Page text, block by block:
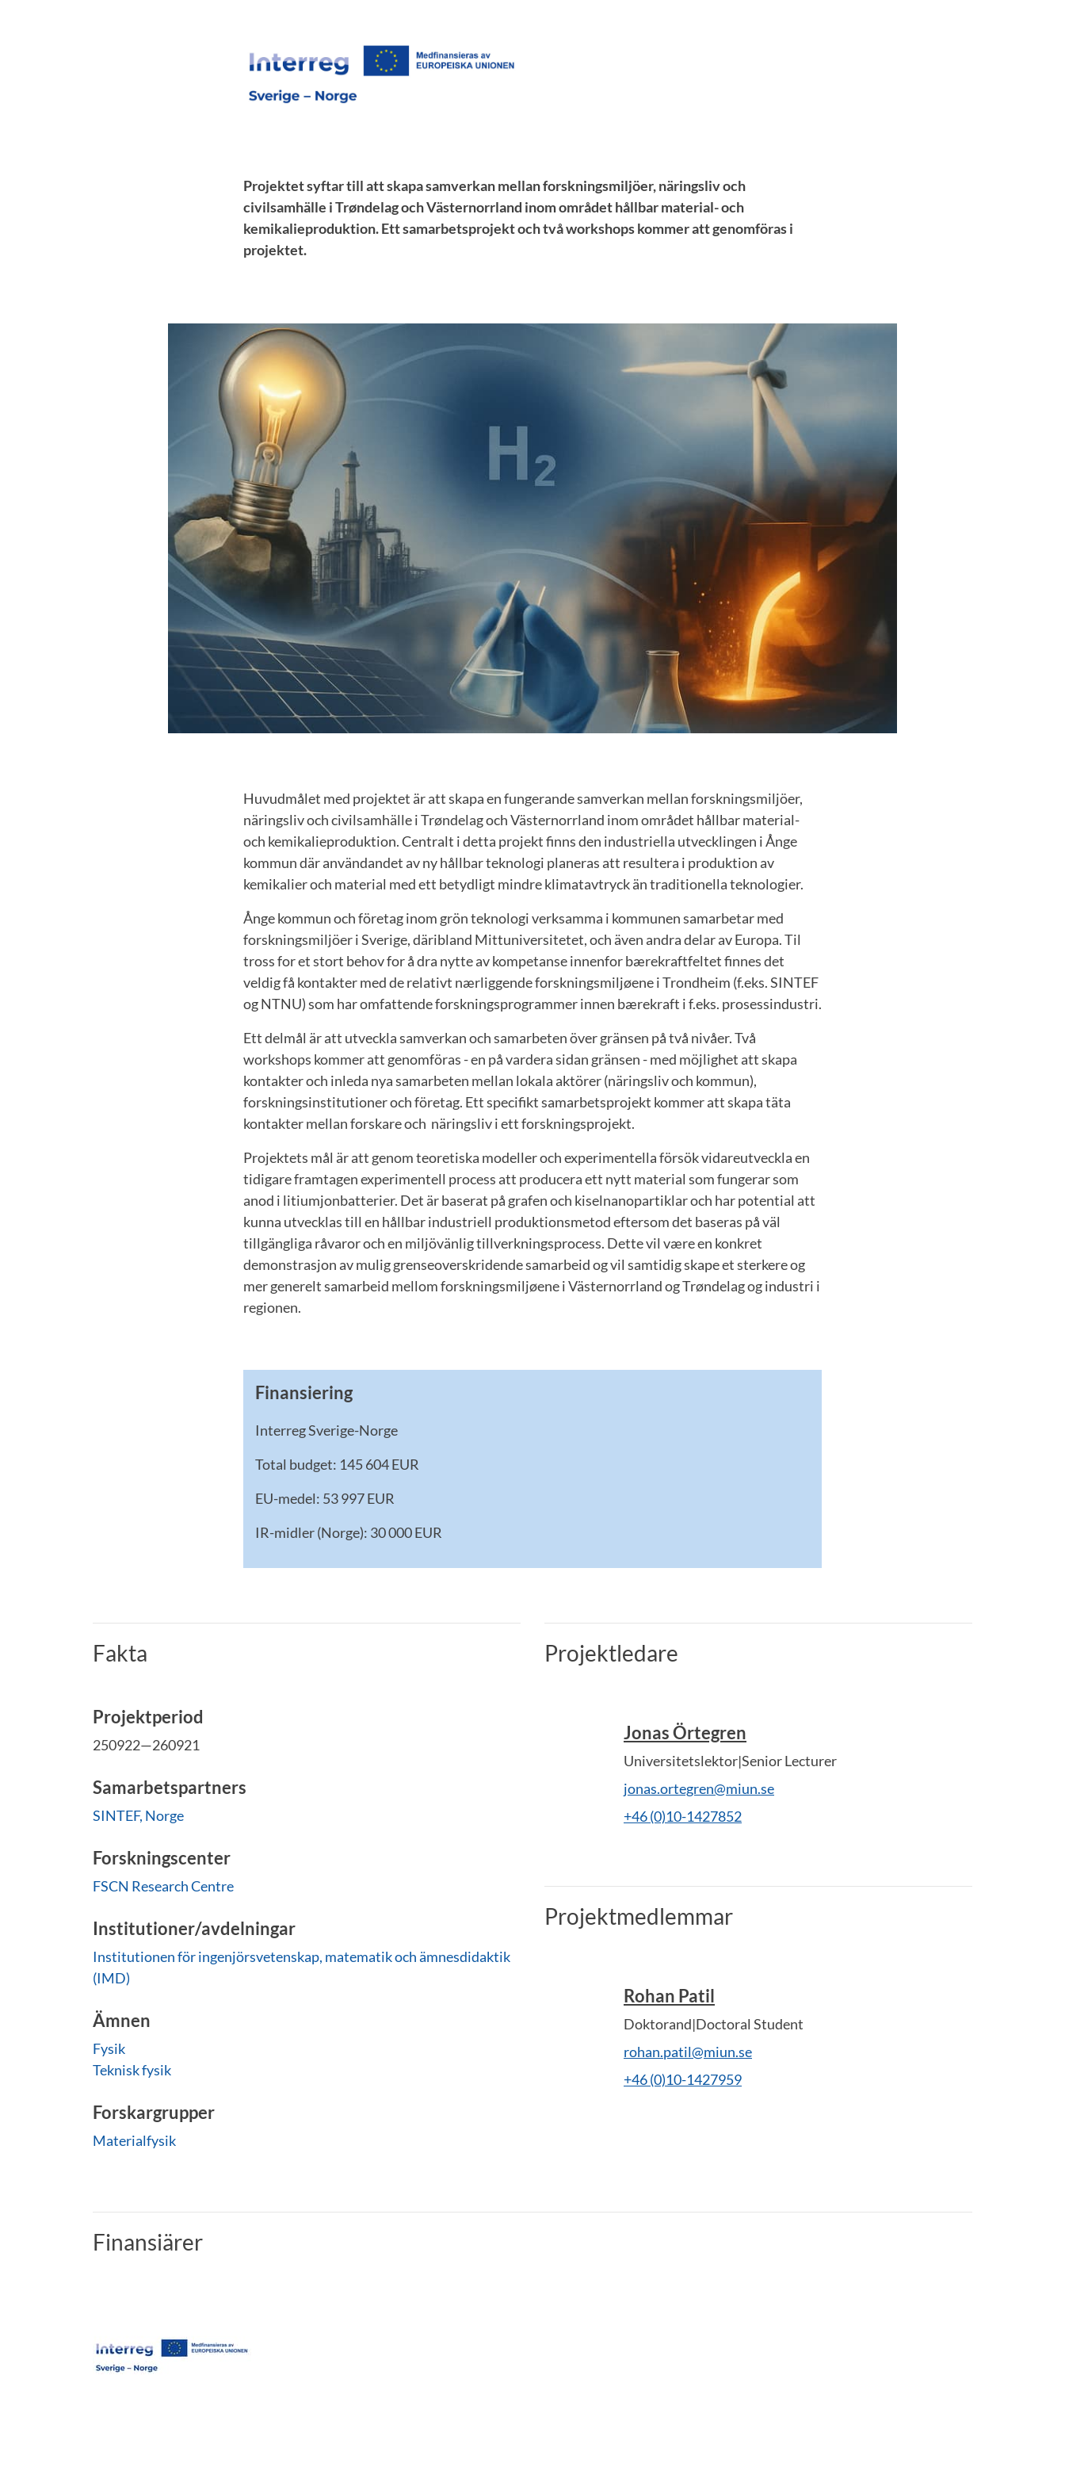
Projektet syftar till att skapa samverkan mellan forskningsmiljöer, näringsliv och
civilsamhälle i Trøndelag och Västernorrland inom området hållbar material- och
kemikalieproduktion. Ett samarbetsprojekt och två workshops kommer att genomföras i
projektet.
Huvudmålet med projektet är att skapa en fungerande samverkan mellan forskningsmiljöer,
näringsliv och civilsamhälle i Trøndelag och Västernorrland inom området hållbar material-
och kemikalieproduktion. Centralt i detta projekt finns den industriella utvecklingen i Ånge
kommun där användandet av ny hållbar teknologi planeras att resultera i produktion av
kemikalier och material med ett betydligt mindre klimatavtryck än traditionella teknologier.
Ånge kommun och företag inom grön teknologi verksamma i kommunen samarbetar med
forskningsmiljöer i Sverige, däribland Mittuniversitetet, och även andra delar av Europa. Til
tross for et stort behov for å dra nytte av kompetanse innenfor bærekraftfeltet finnes det
veldig få kontakter med de relativt nærliggende forskningsmiljøene i Trondheim (f.eks. SINTEF
og NTNU) som har omfattende forskningsprogrammer innen bærekraft i f.eks. prosessindustri.
Ett delmål är att utveckla samverkan och samarbeten över gränsen på två nivåer. Två
workshops kommer att genomföras - en på vardera sidan gränsen - med möjlighet att skapa
kontakter och inleda nya samarbeten mellan lokala aktörer (näringsliv och kommun),
forskningsinstitutioner och företag. Ett specifikt samarbetsprojekt kommer att skapa täta
kontakter mellan forskare och näringsliv i ett forskningsprojekt.
Projektets mål är att genom teoretiska modeller och experimentella försök vidareutveckla en
tidigare framtagen experimentell process att producera ett nytt material som fungerar som
anod i litiumjonbatterier. Det är baserat på grafen och kiselnanopartiklar och har potential att
kunna utvecklas till en hållbar industriell produktionsmetod eftersom det baseras på väl
tillgängliga råvaror och en miljövänlig tillverkningsprocess. Dette vil være en konkret
demonstrasjon av mulig grenseoverskridende samarbeid og vil samtidig skape et sterkere og
mer generelt samarbeid mellom forskningsmiljøene i Västernorrland og Trøndelag og industri i
regionen.
Finansiering
Interreg Sverige-Norge
Total budget: 145 604 EUR
EU-medel: 53 997 EUR
IR-midler (Norge): 30 000 EUR
Fakta
Projektperiod
250922—260921
Samarbetspartners
SINTEF, Norge
Forskningscenter
FSCN Research Centre
Institutioner/avdelningar
Institutionen för ingenjörsvetenskap, matematik och ämnesdidaktik
(IMD)
Ämnen
Fysik
Teknisk fysik
Forskargrupper
Materialfysik
Projektledare
Jonas Örtegren
Universitetslektor|Senior Lecturer
jonas.ortegren@miun.se
+46 (0)10-1427852
Projektmedlemmar
Rohan Patil
Doktorand|Doctoral Student
rohan.patil@miun.se
+46 (0)10-1427959
Finansiärer